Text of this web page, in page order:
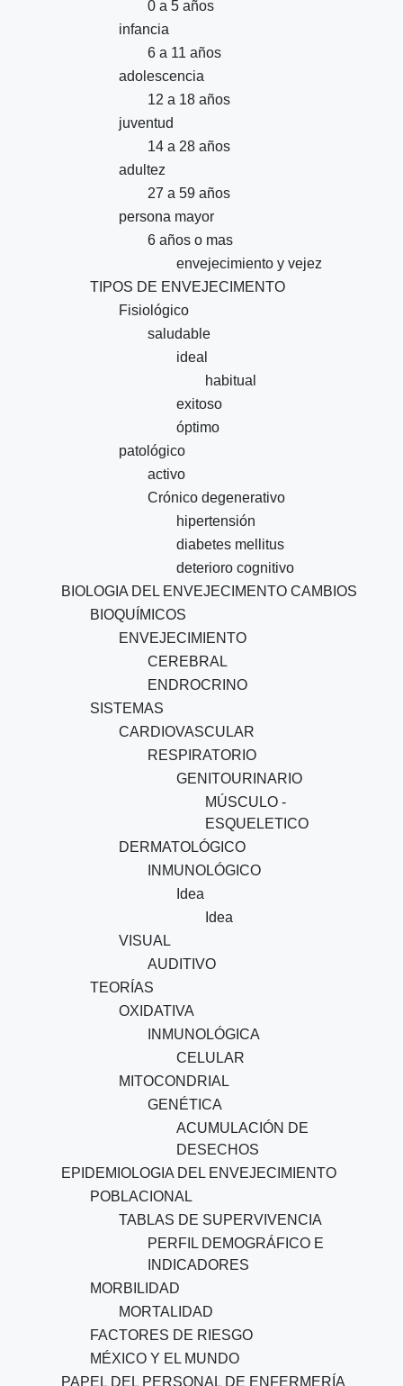
0 a 5 años
infancia
6 a 11 años
adolescencia
12 a 18 años
juventud
14 a 28 años
adultez
27 a 59 años
persona mayor
6 años o mas
envejecimiento y vejez
TIPOS DE ENVEJECIMENTO
Fisiológico
saludable
ideal
habitual
exitoso
óptimo
patológico
activo
Crónico degenerativo
hipertensión
diabetes mellitus
deterioro cognitivo
BIOLOGIA DEL ENVEJECIMENTO CAMBIOS
BIOQUÍMICOS
ENVEJECIMIENTO
CEREBRAL
ENDROCRINO
SISTEMAS
CARDIOVASCULAR
RESPIRATORIO
GENITOURINARIO
MÚSCULO -
ESQUELETICO
DERMATOLÓGICO
INMUNOLÓGICO
Idea
Idea
VISUAL
AUDITIVO
TEORÍAS
OXIDATIVA
INMUNOLÓGICA
CELULAR
MITOCONDRIAL
GENÉTICA
ACUMULACIÓN DE
DESECHOS
EPIDEMIOLOGIA DEL ENVEJECIMIENTO
POBLACIONAL
TABLAS DE SUPERVIVENCIA
PERFIL DEMOGRÁFICO E
INDICADORES
MORBILIDAD
MORTALIDAD
FACTORES DE RIESGO
MÉXICO Y EL MUNDO
PAPEL DEL PERSONAL DE ENFERMERÍA